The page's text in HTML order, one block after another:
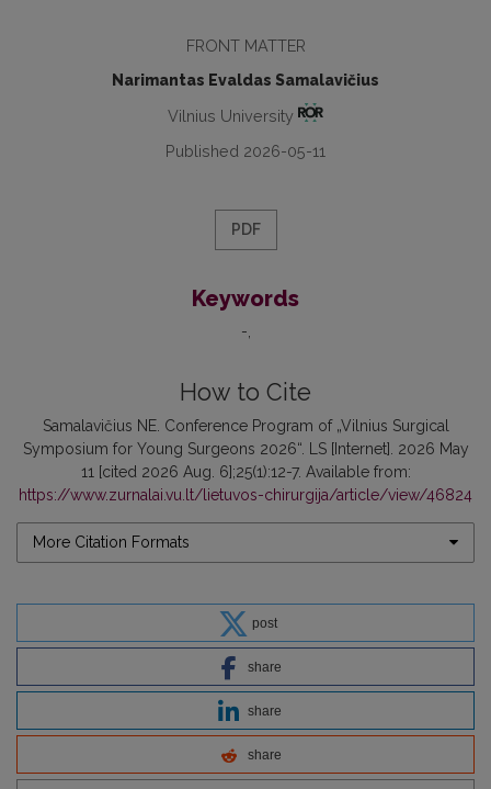
FRONT MATTER
Narimantas Evaldas Samalavičius
Vilnius University
Published 2026-05-11
PDF
Keywords
-
How to Cite
Samalavičius NE. Conference Program of „Vilnius Surgical
Symposium for Young Surgeons 2026“. LS [Internet]. 2026 May
11 [cited 2026 Aug. 6];25(1):12-7. Available from:
https://www.zurnalai.vu.lt/lietuvos-chirurgija/article/view/46824
More Citation Formats
post
share
share
share